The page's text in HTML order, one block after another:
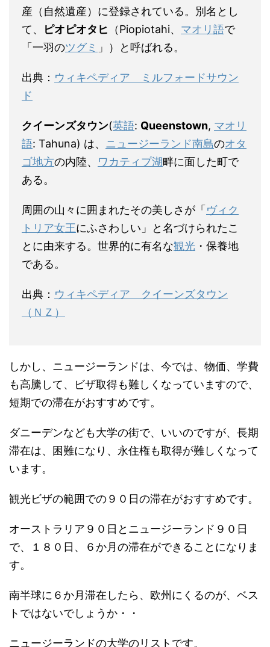
産（自然遺産）に登録されている。別名とし
て、
ピオピオタヒ （Piopiotahi、 マオリ語で
「一羽のツグミ 」）と呼ばれる。
出典： ウィキペディア ミルフォードサウン
ド
クイーンズタウン(英語: Queenstown, マオリ
語: Tahuna) は、 ニュージーランド南島のオタ
ゴ地方の内陸、 ワカティプ湖畔に面した町で
ある。
周囲の山々に囲まれたその美しさが「ヴィク
トリア女王にふさわしい」と名づけられたこ
とに由来する。世界的に有名な観光 ・保養地
である。
出典： ウィキペディア クイーンズタウン
（ＮＺ）
しかし、ニュージーランドは、今では、物価、学費
も高騰して、ビザ取得も難しくなっていますので、
短期での滞在がおすすめです。
ダニーデンなども大学の街で、いいのですが、長期
滞在は、困難になり、永住権も取得が難しくなって
います。
観光ビザの範囲での９０日の滞在がおすすめです。
オーストラリア９０日とニュージーランド９０日
で、１８０日、６か月の滞在ができることになりま
す。
南半球に６か月滞在したら、欧州にくるのが、ベス
トではないでしょうか・・
ニュージーランドの大学のリストです。